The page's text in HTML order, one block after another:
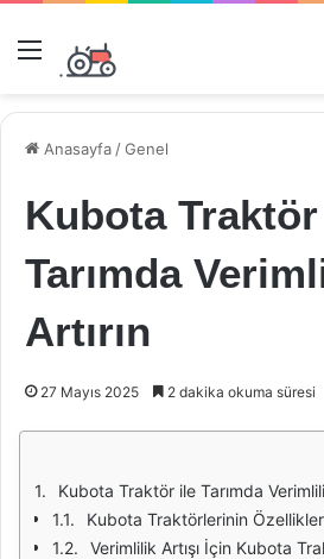
Menü
Anasayfa /Genel
Kubota
Tarımda
Artırın
27 Mayıs 2025 2 dakika okuma süresi
Kubota Traktör ile Tarımda
Kubota Traktörlerinin
Verimlilik Artışı İçin Kubota